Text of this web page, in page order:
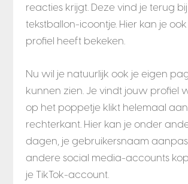
reacties krijgt. Deze vind je terug
tekstballon-icoontje. Hier kan je
profiel heeft bekeken.
Nu wil je natuurlijk ook je eigen
kunnen zien. Je vindt jouw profiel
op het poppetje klikt helemaal
rechterkant. Hier kan je onder
dagen, je gebruikersnaam
andere social media-accounts
je TikTok-account.